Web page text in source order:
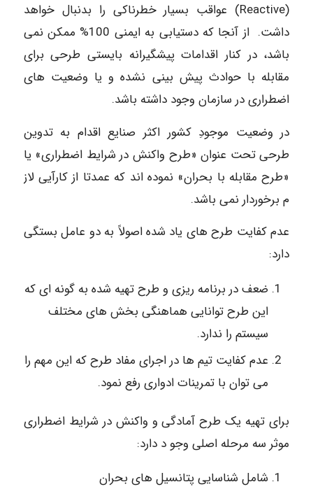
(Reactive) عواقب بسیار خطرناکی را بدنبال خواهد
داشت. از آنجا که دستیابی به ایمنی 100% ممکن نمی
باشد، در کنار اقدامات پیشگیرانه بایستی طرحی برای
مقابله با حوادث پیش بینی نشده و یا وضعیت های
اضطراری در سازمان وجود داشته باشد.
در وضعیت موجودِ کشور اکثر صنایع اقدام به تدوین
طرحی تحت عنوان «طرح واکنش در شرایط اضطراری» یا
«طرح مقابله با بحران» نموده اند که عمدتا از کارآیی لاز
م برخوردار نمی باشد.
عدم کفایت طرح های یاد شده اصولاً به دو عامل بستگی
دارد:
ضعف در برنامه ریزی و طرح تهیه شده به گونه ای که
این طرح توانایی هماهنگی بخش های مختلف
سیستم را ندارد.
عدم کفایت تیم ها در اجرای مفاد طرح که این مهم را
می توان با تمرینات ادواری رفع نمود.
برای تهیه یک طرح آمادگی و واکنش در شرایط اضطراری
موثر سه مرحله اصلی وجو د دارد:
شامل شناسایی پتانسیل های بحران